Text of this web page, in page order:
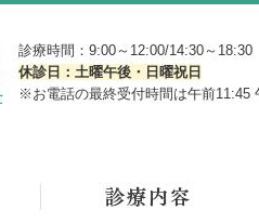
診療時間：9:00～12:00/14:30～18:30
休診日：土曜午後・日曜祝日
※お電話の最終受付時間は午前11:45